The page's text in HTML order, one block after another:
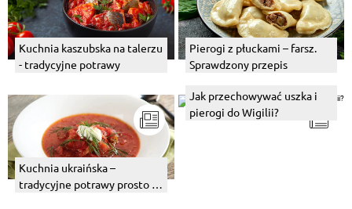
Kuchnia kaszubska na talerzu
- tradycyjne potrawy
Pierogi z płuckami – farsz.
Sprawdzony przepis
Kuchnia ukraińska –
tradycyjne potrawy prosto z
Jak przechowywać uszka i
pierogi do Wigilii?